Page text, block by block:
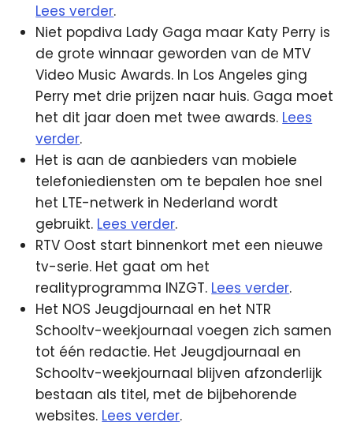
Lees verder.
Niet popdiva Lady Gaga maar Katy Perry is
de grote winnaar geworden van de MTV
Video Music Awards. In Los Angeles ging
Perry met drie prijzen naar huis. Gaga moet
het dit jaar doen met twee awards. Lees
verder.
Het is aan de aanbieders van mobiele
telefoniediensten om te bepalen hoe snel
het LTE-netwerk in Nederland wordt
gebruikt. Lees verder.
RTV Oost start binnenkort met een nieuwe
tv-serie. Het gaat om het
realityprogramma INZGT. Lees verder.
Het NOS Jeugdjournaal en het NTR
Schooltv-weekjournaal voegen zich samen
tot één redactie. Het Jeugdjournaal en
Schooltv-weekjournaal blijven afzonderlijk
bestaan als titel, met de bijbehorende
websites. Lees verder.